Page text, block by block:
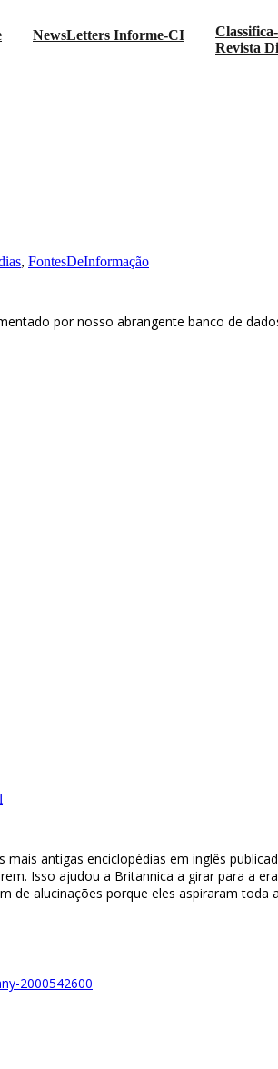
NewsLetters Informe-CI
Revista
, FontesDeInformação
por nosso abrangente banco de
antigas enciclopédias em inglês
Isso ajudou a Britannica a girar para a
de alucinações porque eles aspiraram
2000542600